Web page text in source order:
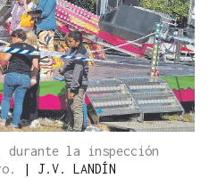
la inspección
| J.V. LANDÍN